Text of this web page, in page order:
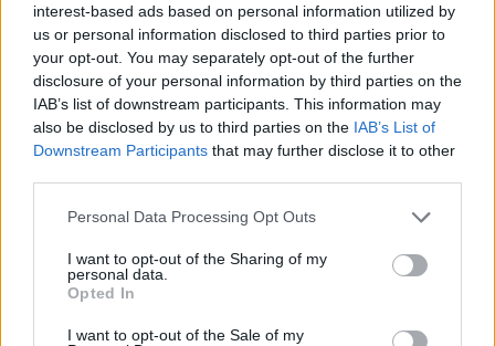
interest-based ads based on personal information utilized by
us or personal information disclosed to third parties prior to
your opt-out. You may separately opt-out of the further
disclosure of your personal information by third parties on the
IAB’s list of downstream participants. This information may
also be disclosed by us to third parties on the IAB’s List of
Downstream Participants that may further disclose it to other
Please note that this website/app uses one or more Google
not limited to your visit or usage behaviour. You may click to
grant or deny consent to Google and its third-party tags to
use your data for below specified purposes in below Google
consent section.
Personal Data Processing Opt Outs
I want to opt-out of the Sharing of my
personal data.
Opted In
I want to opt-out of the Sale of my
Φορολογικές δηλώσεις: Δεν υπάρχει περιθώριο για
Ο υπουργός Οικονομικών εξήγησε ότι θα πρέπει να
πραγματοποιηθεί εκκαθάριση του ΕΝΦΙΑ - Έχουν
υποβληθεί περίπου 5 εκατομμύρια δηλώσεις